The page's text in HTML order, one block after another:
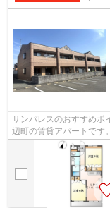
サンパレスのおすすめ
辺町の賃貸アパートで
です！ 徒歩約4分のとこ